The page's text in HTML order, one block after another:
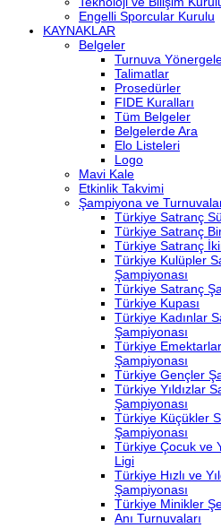
Engelli Sporcular Kurulu
KAYNAKLAR
Belgeler
Turnuva
Talimatlar
Prosedürler
FIDE Kuralları
Tüm Belgeler
Belgelerde Ara
Elo Listeleri
Logo
Mavi Kale
Etkinlik Takvimi
Şampiyona ve
Türkiye Satranç
Türkiye Satranç
Türkiye Satranç
Türkiye Kulüpler
Şampiyonası
Türkiye Satranç
Türkiye Kupası
Türkiye Kadınlar
Şampiyonası
Türkiye
Şampiyonası
Türkiye Gençler
Türkiye Yıldızlar
Şampiyonası
Türkiye Küçükler
Şampiyonası
Türkiye Çocuk ve
Ligi
Türkiye Hızlı ve
Şampiyonası
Türkiye Minikler
Anı Turnuvaları